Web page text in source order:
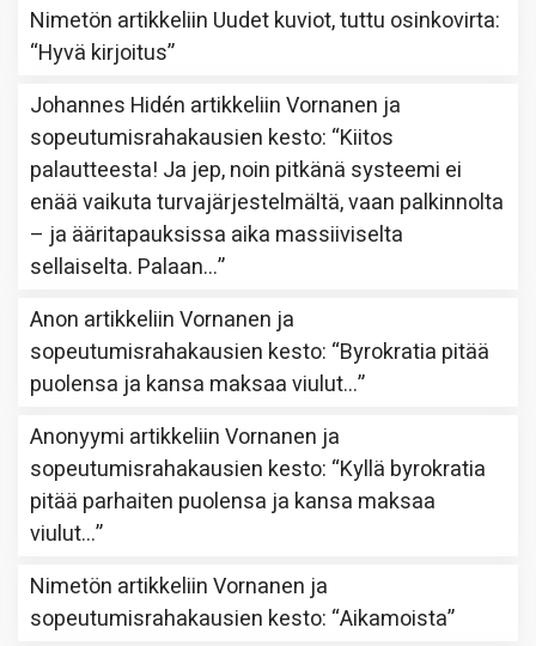
Nimetön artikkeliin Uudet kuviot, tuttu osinkovirta:
“Hyvä kirjoitus”
Johannes Hidén artikkeliinVornanen ja
sopeutumisrahakausien kesto: “Kiitos
palautteesta! Ja jep, noin pitkänä systeemi ei
enää vaikuta turvajärjestelmältä, vaan palkinnolta
– ja ääritapauksissa aika massiiviselta
sellaiselta. Palaan…”
Anon artikkeliinVornanen ja
sopeutumisrahakausien kesto: “Byrokratia pitää
puolensa ja kansa maksaa viulut…”
Anonyymi artikkeliinVornanen ja
sopeutumisrahakausien kesto: “Kyllä byrokratia
pitää parhaiten puolensa ja kansa maksaa
viulut…”
Nimetön artikkeliinVornanen ja
sopeutumisrahakausien kesto: “Aikamoista”